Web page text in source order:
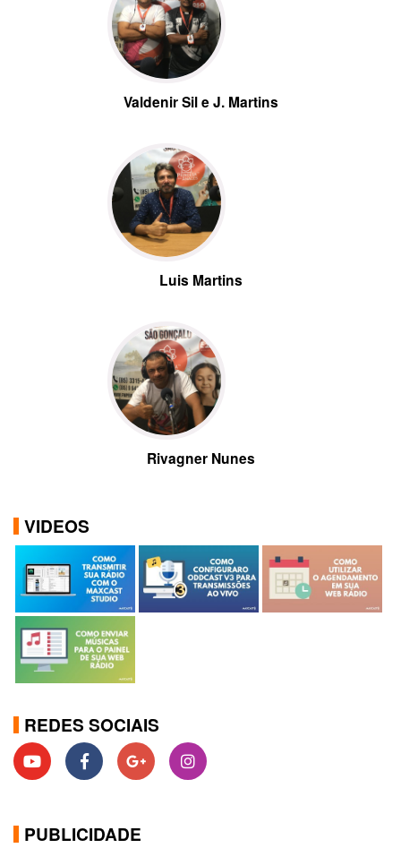
Valdenir Sil e J. Martins
Luis Martins
Rivagner Nunes
VIDEOS
REDES SOCIAIS
PUBLICIDADE